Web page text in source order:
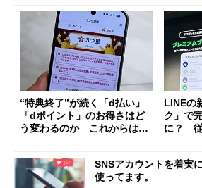
“特典終了”が続く「d払い」
「dポイント」のお得さはど
う変わるのか これからは
LINEの
ク」で
に？ 従
SNSアカウントを着実
使ってます。